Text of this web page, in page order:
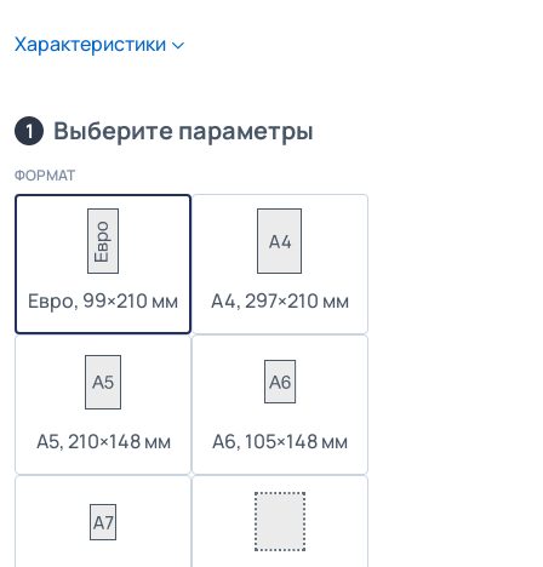
Характеристики
1 Выберите параметры
ФОРМАТ
Евро, 99×210 мм А4, 297×210 мм
А5, 210×148 мм А6, 105×148 мм